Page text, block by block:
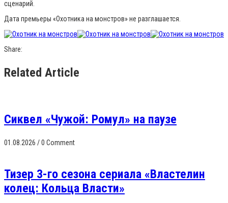
сценарий.
Дата премьеры «Охотника на монстров» не разглашается.
Share:
Related Article
Сиквел «Чужой: Ромул» на паузе
01.08.2026 /0 Comment
Тизер 3-го сезона сериала «Властелин
колец: Кольца Власти»